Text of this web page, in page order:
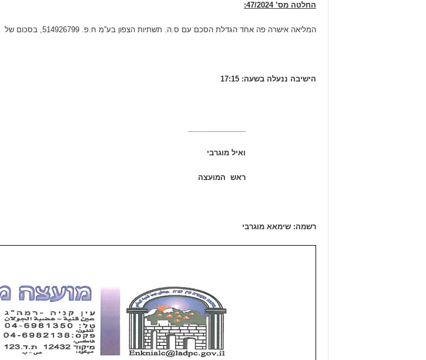
החלטה מס’ 47/2024:
המליאה אישרה פה אחד הגדלת הסכם עם ס.ה. תשתיות הצפון בע”מ ח.פ. 514926799, בסכום של 29,115 ₪.
הישיבה ננעלה בשעה: 17:15
ואיל מוגרבי
ראש המועצה
רשמה: שימאא מוגרבי